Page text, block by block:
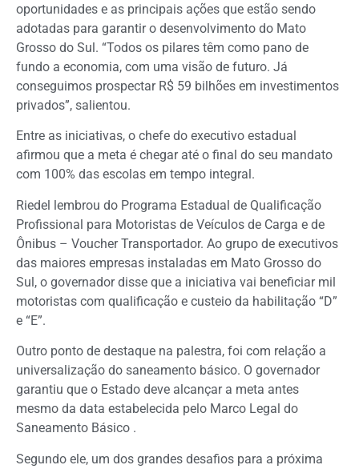
oportunidades e as principais ações que estão sendo
adotadas para garantir o desenvolvimento do Mato
Grosso do Sul. “Todos os pilares têm como pano de
fundo a economia, com uma visão de futuro. Já
conseguimos prospectar R$ 59 bilhões em investimentos
privados”, salientou.
Entre as iniciativas, o chefe do executivo estadual
afirmou que a meta é chegar até o final do seu mandato
com 100% das escolas em tempo integral.
Riedel lembrou do Programa Estadual de Qualificação
Profissional para Motoristas de Veículos de Carga e de
Ônibus – Voucher Transportador. Ao grupo de executivos
das maiores empresas instaladas em Mato Grosso do
Sul, o governador disse que a iniciativa vai beneficiar mil
motoristas com qualificação e custeio da habilitação “D”
e “E”.
Outro ponto de destaque na palestra, foi com relação a
universalização do saneamento básico. O governador
garantiu que o Estado deve alcançar a meta antes
mesmo da data estabelecida pelo Marco Legal do
Saneamento Básico .
Segundo ele, um dos grandes desafios para a próxima